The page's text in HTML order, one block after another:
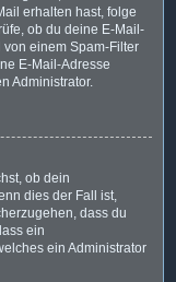
erhalten hast, folge
ob du deine E-Mail-
einem Spam-Filter
E-Mail-Adresse
Administrator.
ob dein
dies der Fall ist,
dass du
ein
ein Administrator